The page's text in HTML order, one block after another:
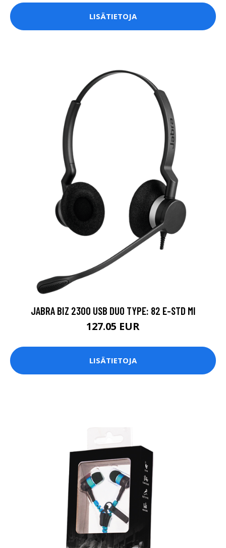
LISÄTIETOJA
JABRA BIZ 2300 USB DUO TYPE: 82 E-STD MI
127.05 EUR
LISÄTIETOJA